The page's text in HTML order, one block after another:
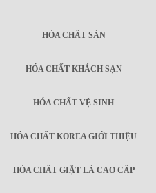
HÓA CHẤT SÀN
HÓA CHẤT KHÁCH SẠN
HÓA CHẤT VỆ SINH
HÓA CHẤT KOREA GIỚI THIỆU
HÓA CHẤT GIẶT LÀ CAO CẤP